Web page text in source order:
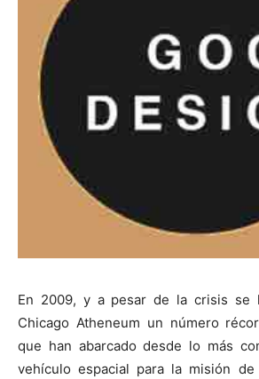
En 2009, y a pesar de la crisis se
Chicago Atheneum un número
que han abarcado desde lo más
vehículo espacial para la misión